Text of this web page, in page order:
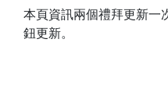
本頁資訊兩個禮拜更新一
鈕更新。